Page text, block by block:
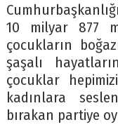
10 milyar 877
çocukların
şaşalı
çocuklar
kadınlara
bırakan partiye